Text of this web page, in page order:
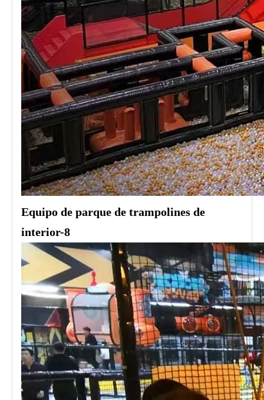
Equipo de parque de trampolines de
interior-8